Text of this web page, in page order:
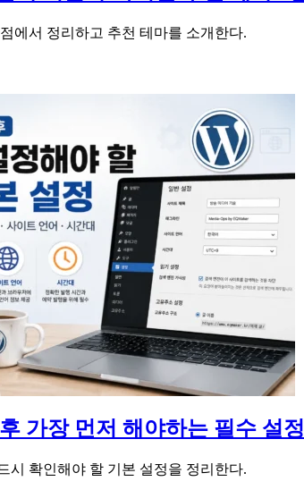
에서 정리하고 추천 테마를 소개한다.
가장 먼저 해야하는 필수 설정
시 확인해야 할 기본 설정을 정리한다.